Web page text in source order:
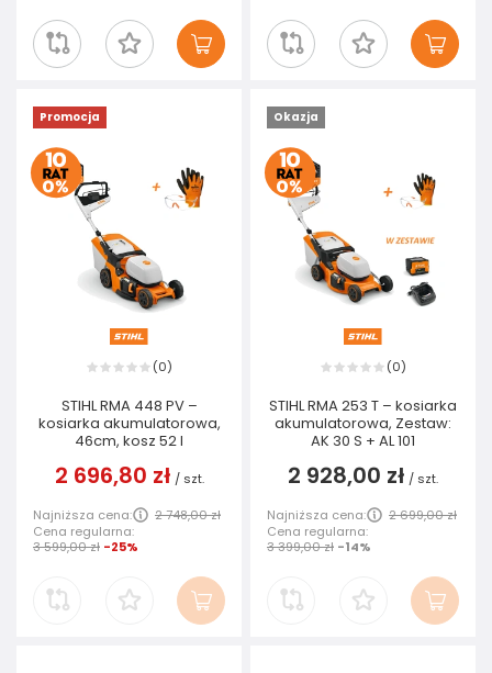
Promocja
(0)
STIHL RMA 448 PV –
kosiarka akumulatorowa,
46cm, kosz 52 I
2 696,80 zł / szt.
Najniższa cena:
2 748,00 zł
Cena regularna:
3 599,00 zł -25%
Okazja
(0)
STIHL RMA 253 T – kosiarka
akumulatorowa, Zestaw:
AK 30 S + AL 101
2 928,00 zł / szt.
Najniższa cena:
2 699,00 zł
Cena regularna:
3 399,00 zł -14%